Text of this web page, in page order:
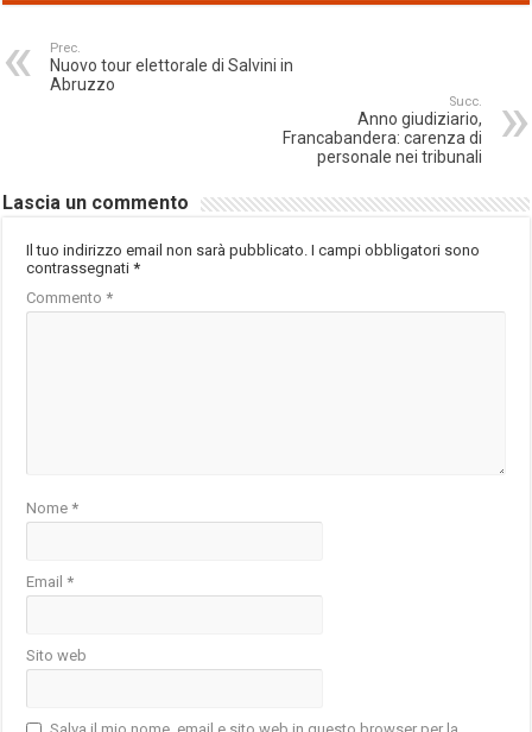
Prec.
Nuovo tour elettorale di Salvini in
Abruzzo
Succ.
Anno giudiziario,
Francabandera: carenza di
personale nei tribunali
Lascia un commento
Il tuo indirizzo email non sarà pubblicato. I campi obbligatori sono
contrassegnati*
Commento*
Nome*
Email*
Sito web